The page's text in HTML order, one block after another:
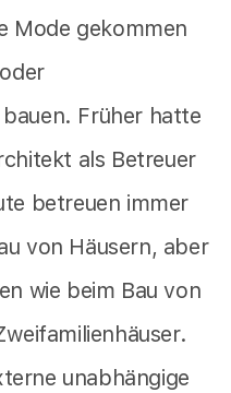
Mode gekommen
Früher hatte
als Betreuer
betreuen immer
von Häusern, aber
wie beim Bau von
unabhängige